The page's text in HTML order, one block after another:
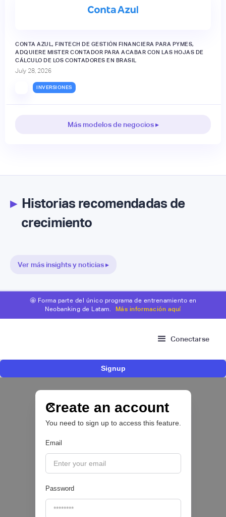
CONTA AZUL, FINTECH DE GESTIÓN FINANCIERA PARA PYMES,
ADQUIERE MISTER CONTADOR PARA ACABAR CON LAS HOJAS DE
CÁLCULO DE LOS CONTADORES EN BRASIL
July 28, 2026
INVERSIONES
Más modelos de negocios ▸
▸Historias recomendadas de
crecimiento
Ver más insights y noticias ▸
🤩 Forma parte del único programa de entrenamiento en
Neobanking de Latam.
Más información aquí
Conectarse
Signup
Create an account
You need to sign up to access this feature.
Email
Password
fraude, identidad e IA que marcarán el futuro
del sector financiero
Sofía Neira Gómez